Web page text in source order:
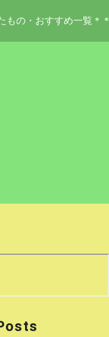
もの・おすすめ一覧＊＊